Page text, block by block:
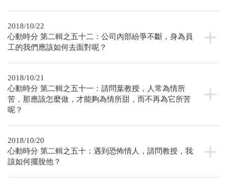
2018/10/22
心動時分 第二輯之五十二：公司內部紛爭不斷，身為員
工的我們應該如何去面對呢？
2018/10/21
心動時分 第二輯之五十一：請問葉教授，人常為情所
苦，那應該怎麼做，才能夠為情所甜，而不再為它所苦
呢？
2018/10/20
心動時分 第二輯之五十：遇到恐怖情人，請問教授，我
該如何擺脫他？